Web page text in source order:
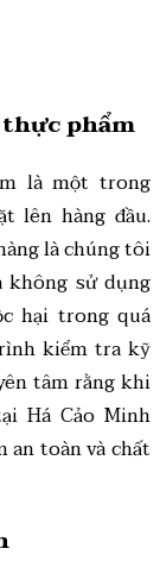
phẩm
là một trong
lên hàng đầu.
là chúng tôi
sử dụng
hại trong quá
kiểm tra kỹ
tâm rằng khi
Há Cảo Minh
an toàn và chất